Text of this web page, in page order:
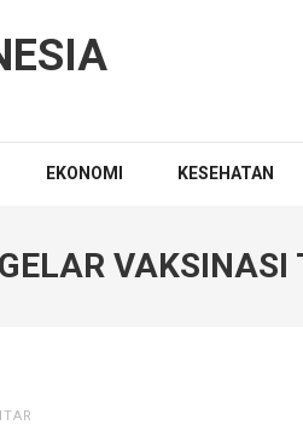
EKONOMI KESEHATAN
VAKSINASI